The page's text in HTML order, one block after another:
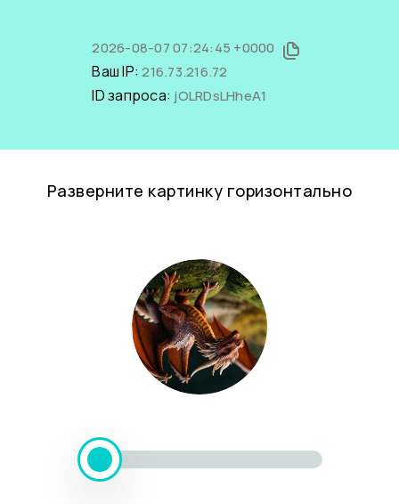
2026-08-07 07:24:45 +0000
Ваш IP:216.73.216.72
ID запроса: jOLRDsLHheA1
Разверните картинку горизонтально